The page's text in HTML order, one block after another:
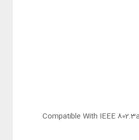
Compatible With IEEE